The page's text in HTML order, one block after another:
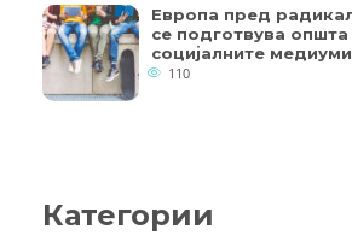
Европа пред
се подготвува општа
социјалните
110
Категории